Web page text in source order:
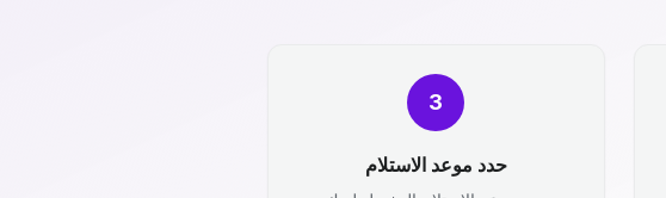
3
حدد موعد الاستلام